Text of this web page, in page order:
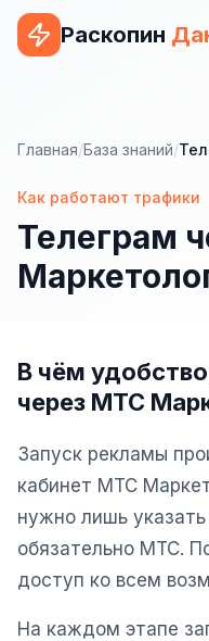
Раскопин
ВЕБ-РАЗРАБОТКА
Сайт на 1С-Битрикс
Сайт на WordPress
Сайт на Tilda
Сайт на Bitrix24
Сайт на ModX
Сайт на Joomla
Сайт на Laravel
КОНТЕКСТНАЯ
Главная/База знаний/
Как работают трафики
Телеграм
В чём
через МТС
Запуск рекламы
кабинет МТС
нужно лишь
обязательно МТС.
доступ ко всем
На каждом этапе